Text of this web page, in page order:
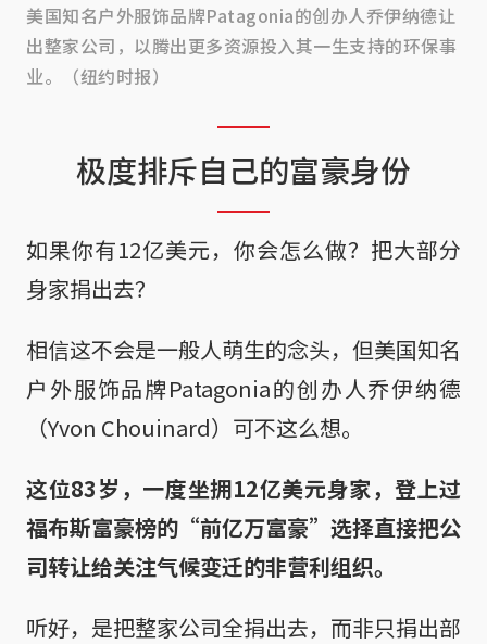
美国知名户外服饰品牌Patagonia的创办人乔伊纳德让
出整家公司，以腾出更多资源投入其一生支持的环保事
业。（纽约时报）
极度排斥自己的富豪身份
如果你有12亿美元，你会怎么做？把大部分
身家捐出去？
相信这不会是一般人萌生的念头，但美国知名
户外服饰品牌Patagonia的创办人乔伊纳德
（Yvon Chouinard）可不这么想。
这位83岁，一度坐拥12亿美元身家，登上过
福布斯富豪榜的“前亿万富豪”选择直接把公
司转让给关注气候变迁的非营利组织。
听好，是把整家公司全捐出去，而非只捐出部